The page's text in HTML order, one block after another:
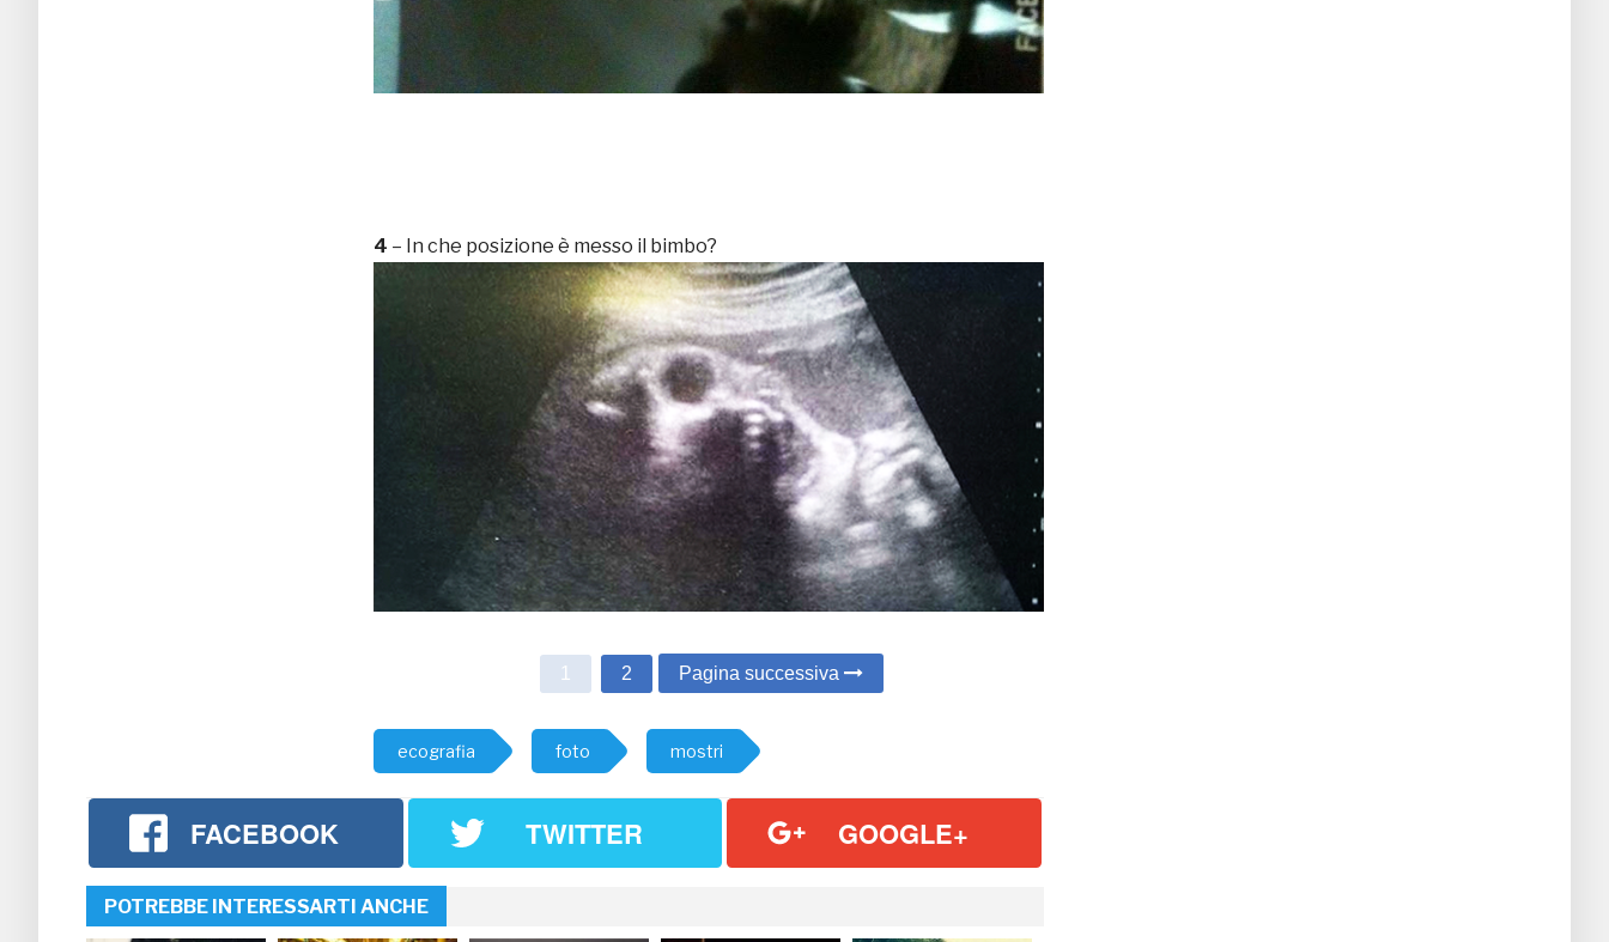
4 – In che posizione è messo il bimbo?
1 2 Pagina successiva
ecografia foto mostri
FACEBOOK TWITTER GOOGLE+
POTREBBE INTERESSARTI ANCHE